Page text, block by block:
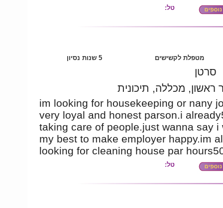
טל:
מטפלת לקשישים 5 שנות נסיון
סרטן
ראשון, מכללה, תיכונית
im looking for housekeeping or nany
very loyal and honest parson.i
taking care of people.just wanna say i
my best to make employer happy.im
looking for cleaning house par
טל: